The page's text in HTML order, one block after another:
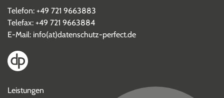
Telefon: +49 721 9663883
Telefax: +49 721 9663884
E-Mail: info(at)datenschutz-perfect.de
Leistungen